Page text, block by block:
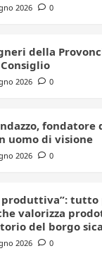
2026 0
della
2026 0
fondatore
uomo di visione
2026 0
produttiva”:
valorizza
del borgo
2026 0